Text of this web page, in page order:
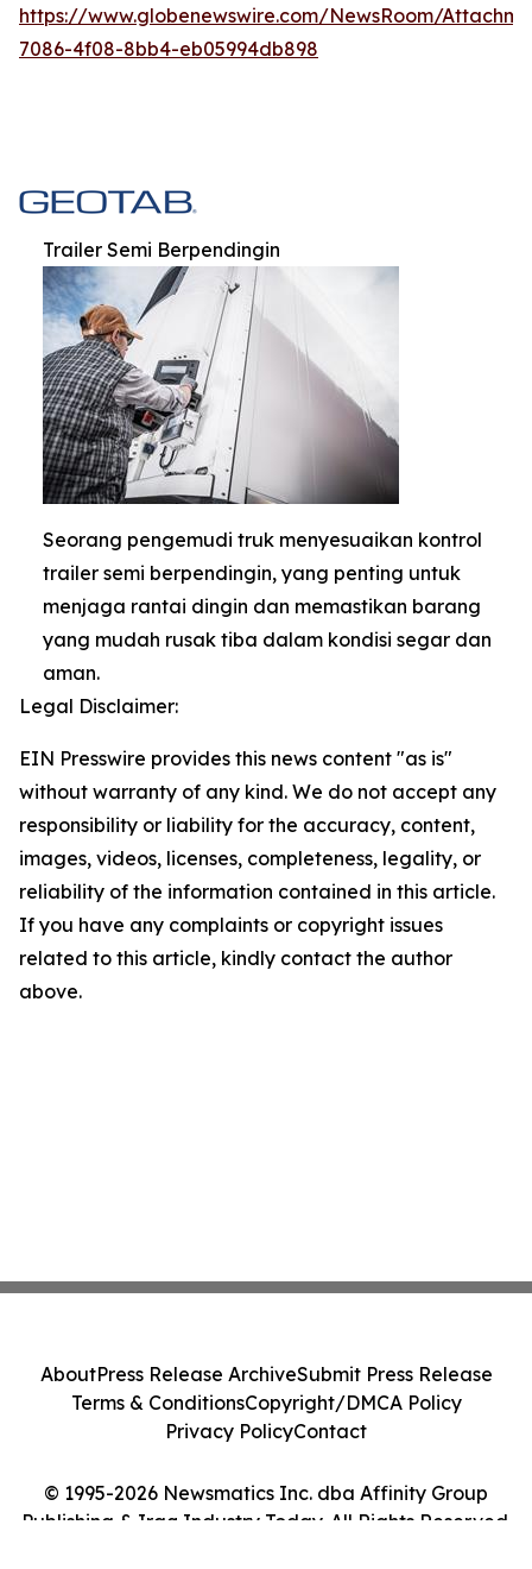
https://www.globenewswire.com/NewsRoom/
7086-4f08-8bb4-eb05994db898
Trailer Semi Berpendingin
Seorang pengemudi truk menyesuaikan kontrol
trailer semi berpendingin, yang penting untuk
menjaga rantai dingin dan memastikan barang
yang mudah rusak tiba dalam kondisi segar dan
aman.
Legal Disclaimer:
EIN Presswire provides this news content "as is"
without warranty of any kind. We do not accept any
responsibility or liability for the accuracy, content,
images, videos, licenses, completeness, legality, or
reliability of the information contained in this article.
If you have any complaints or copyright issues
related to this article, kindly contact the author
above.
© 1995-2026 Newsmatics Inc. dba Affinity Group
Publishing & Iraq Industry Today. All Rights Reserved.
AboutPress Release ArchiveSubmit Press Release
Terms & ConditionsCopyright/DMCA Policy
Privacy PolicyContact